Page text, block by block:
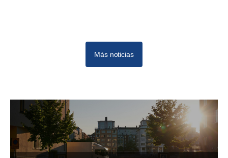
Más noticias